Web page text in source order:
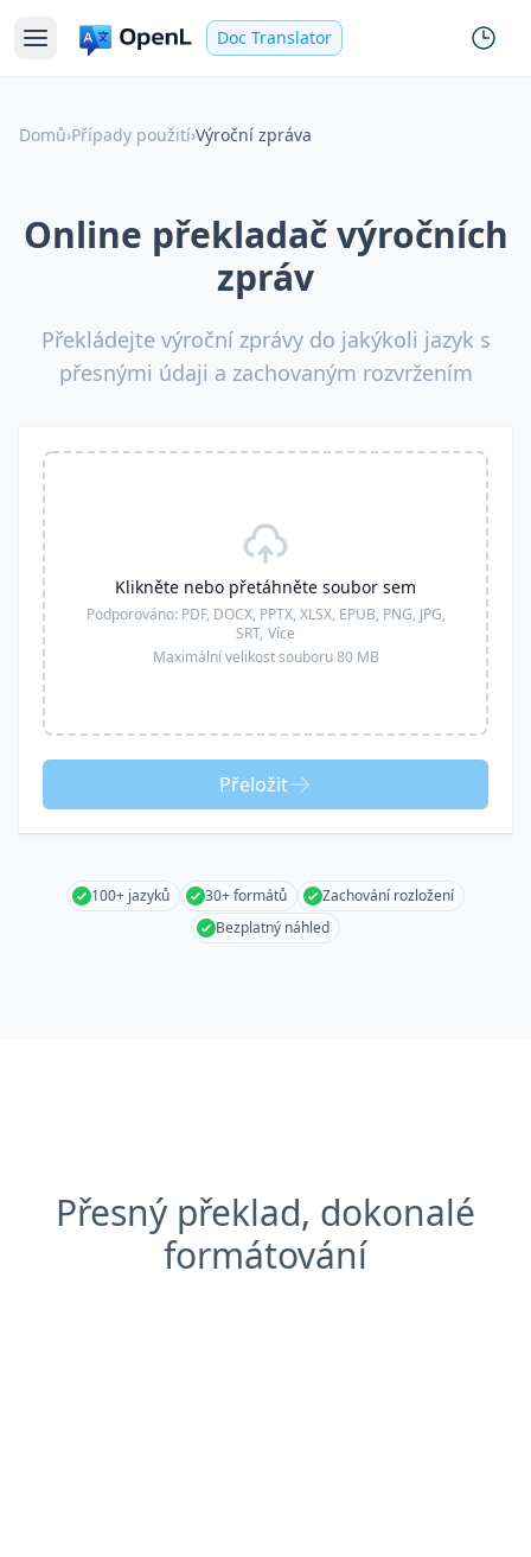
Doc Translator
Domů›Případy použití›Výroční zpráva
Online překladač výročních
zpráv
Překládejte výroční zprávy do jakýkoli jazyk s
přesnými údaji a zachovaným rozvržením
Klikněte nebo přetáhněte soubor sem
Podporováno: PDF, DOCX, PPTX, XLSX, EPUB, PNG, JPG,
SRT, Více
Maximální velikost souboru 80 MB
Přeložit
100+ jazyků 30+ formátů
Zachování rozložení
Bezplatný náhled
Přesný překlad, dokonalé
formátování